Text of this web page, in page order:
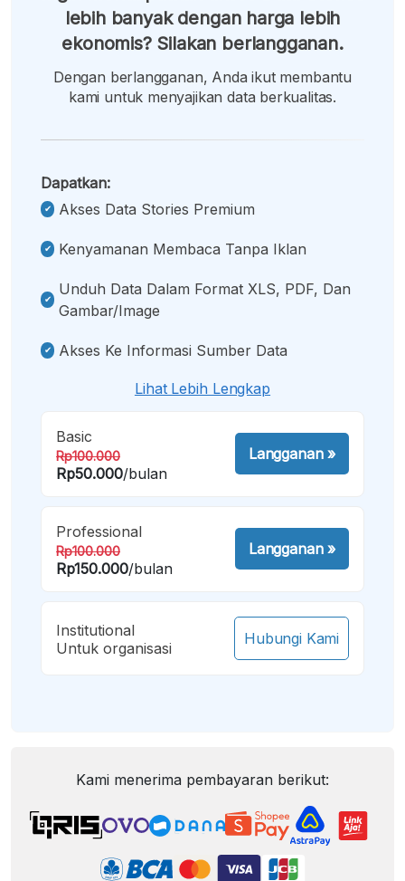
lebih banyak dengan harga lebih
ekonomis? Silakan berlangganan.
Dengan berlangganan, Anda ikut membantu
kami untuk menyajikan data berkualitas.
Dapatkan:
Akses Data Stories Premium
Kenyamanan Membaca Tanpa Iklan
Unduh Data Dalam Format XLS, PDF, Dan
Gambar/image
Akses Ke Informasi Sumber Data
Lihat Lebih Lengkap
Basic
Rp100.000
Rp50.000/bulan
Langganan»
Professional
Rp100.000
Rp150.000/bulan
Langganan»
Institutional
Untuk organisasi
Hubungi Kami
Kami menerima pembayaran berikut: